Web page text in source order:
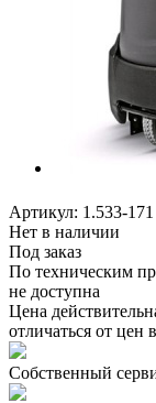
Артикул: 1.533-171
Нет в наличии
Под заказ
По техническим
не доступна
Цена
отличаться от цен
Собственный